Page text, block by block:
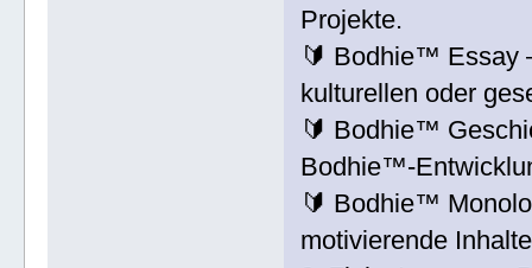
Projekte.
🔰 Bodhie™ Essay
kulturellen oder
🔰 Bodhie™
Bodhie™-
🔰 Bodhie™
motivierende